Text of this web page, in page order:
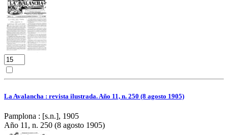
La Avalancha : revista ilustrada. Año 11, n. 250 (8 agosto 1905)
Pamplona : [s.n.], 1905
Año 11, n. 250 (8 agosto 1905)